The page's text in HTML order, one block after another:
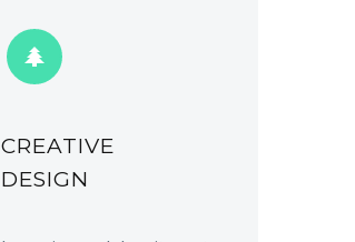


CREATIVE
DESIGN